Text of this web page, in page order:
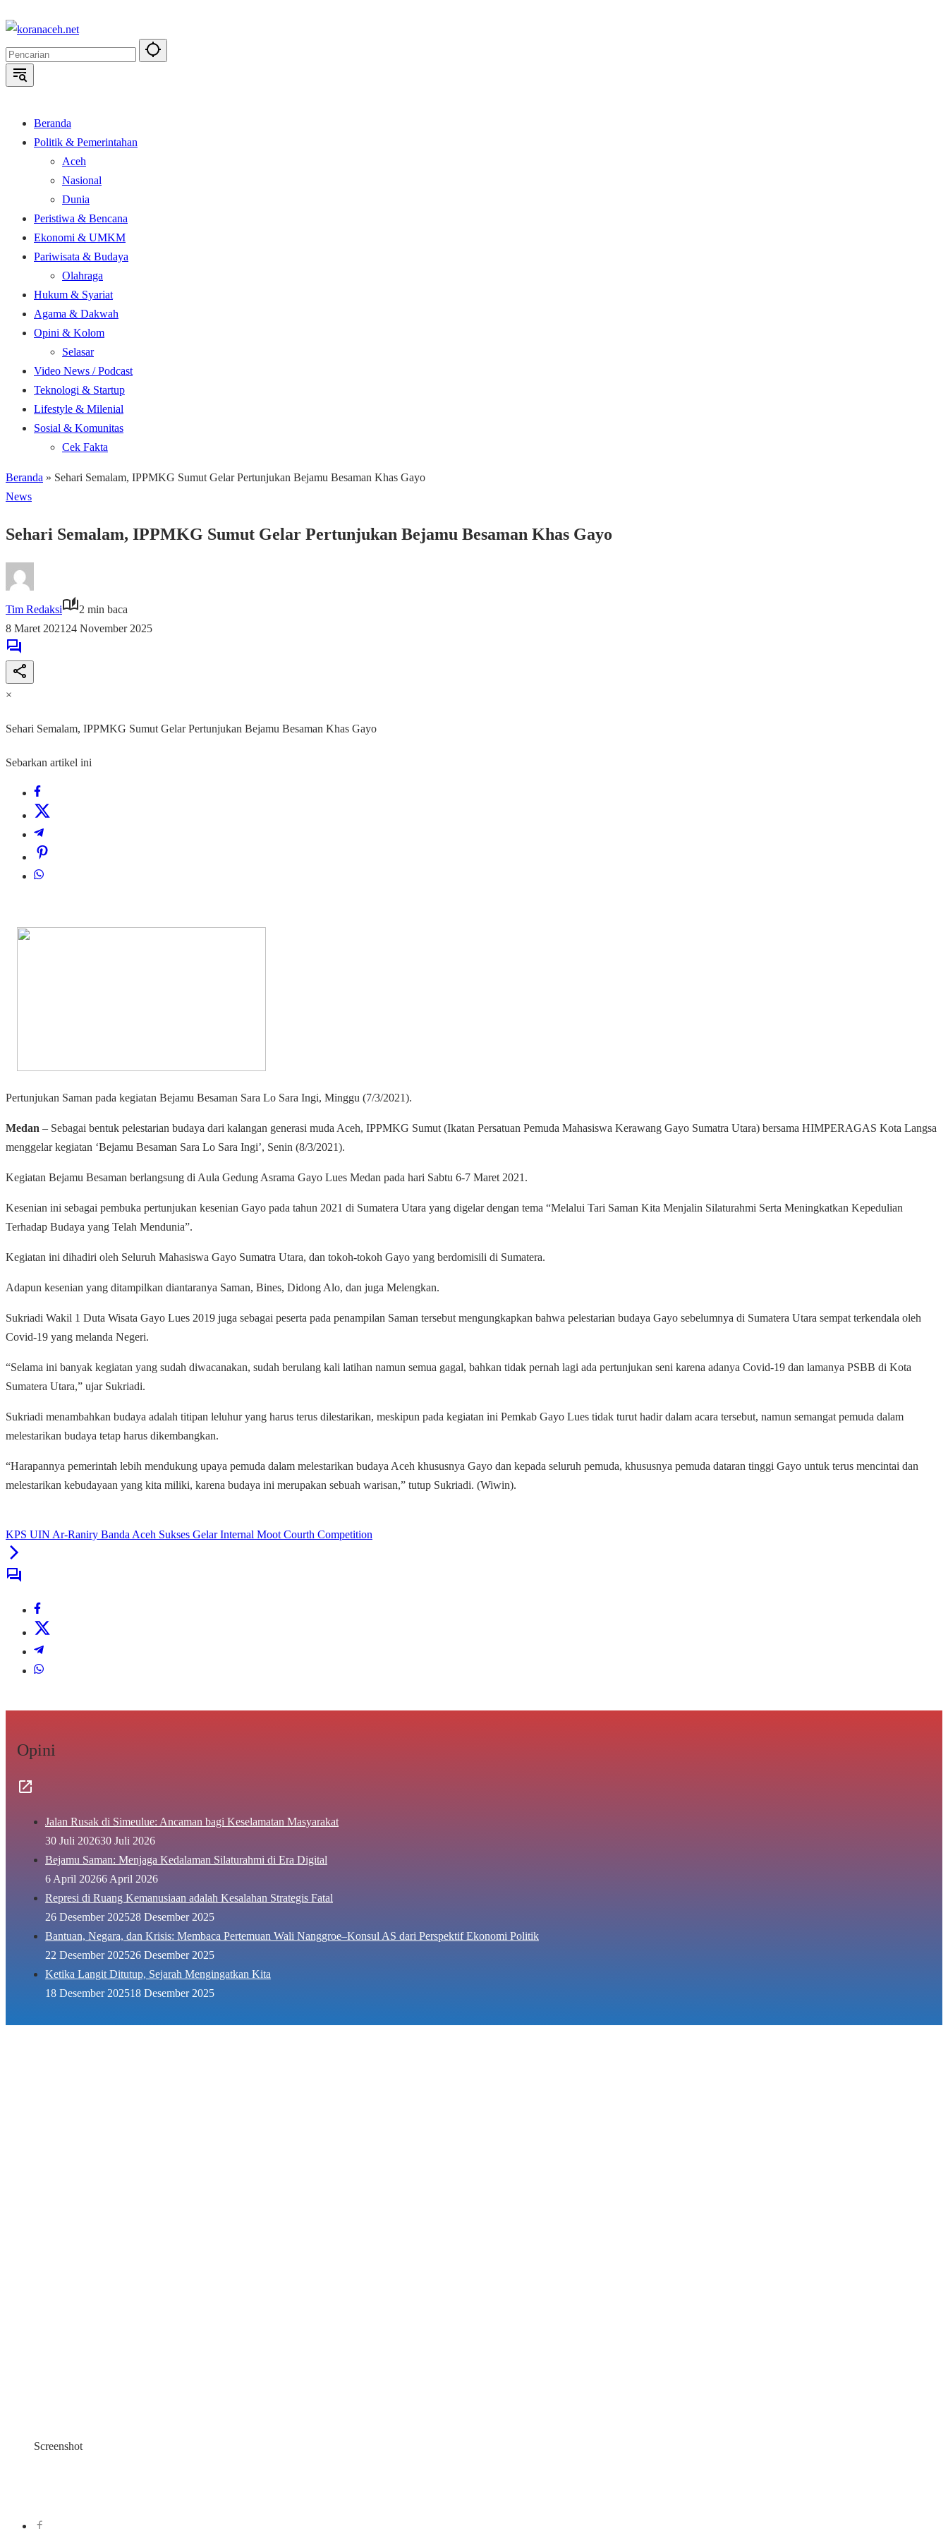
ke
konten
Beranda
Politik & Pemerintahan
Aceh
Nasional
Dunia
Peristiwa & Bencana
Ekonomi & UMKM
Pariwisata & Budaya
Olahraga
Hukum & Syariat
Agama & Dakwah
Opini & Kolom
Selasar
Video News / Podcast
Teknologi & Startup
Lifestyle & Milenial
Sosial & Komunitas
Cek Fakta
Beranda » Sehari Semalam, IPPMKG Sumut Gelar Pertunjukan Bejamu Besaman Khas Gayo
News
Sehari Semalam, IPPMKG Sumut Gelar Pertunjukan Bejamu Besaman Khas Gayo
Tim Redaksi
2 min baca
8 Maret 2021 24 November 2025
×
Sehari Semalam, IPPMKG Sumut Gelar Pertunjukan Bejamu Besaman Khas Gayo
Sebarkan artikel ini
Pertunjukan Saman pada kegiatan Bejamu Besaman Sara Lo Sara Ingi, Minggu (7/3/2021).
Medan – Sebagai bentuk pelestarian budaya dari kalangan generasi muda Aceh, IPPMKG Sumut (Ikatan Persatuan Pemuda Mahasiswa Kerawang Gayo Sumatra Utara) bersama HIMPERAGAS Kota Langsa
menggelar kegiatan ‘Bejamu Besaman Sara Lo Sara Ingi’, Senin (8/3/2021).
Kegiatan Bejamu Besaman berlangsung di Aula Gedung Asrama Gayo Lues Medan pada hari Sabtu 6-7 Maret 2021.
Kesenian ini sebagai pembuka pertunjukan kesenian Gayo pada tahun 2021 di Sumatera Utara yang digelar dengan tema “Melalui Tari Saman Kita Menjalin Silaturahmi Serta Meningkatkan Kepedulian
Terhadap Budaya yang Telah Mendunia”.
Kegiatan ini dihadiri oleh Seluruh Mahasiswa Gayo Sumatra Utara, dan tokoh-tokoh Gayo yang berdomisili di Sumatera.
Adapun kesenian yang ditampilkan diantaranya Saman, Bines, Didong Alo, dan juga Melengkan.
Sukriadi Wakil 1 Duta Wisata Gayo Lues 2019 juga sebagai peserta pada penampilan Saman tersebut mengungkapkan bahwa pelestarian budaya Gayo sebelumnya di Sumatera Utara sempat terkendala oleh
Covid-19 yang melanda Negeri.
“Selama ini banyak kegiatan yang sudah diwacanakan, sudah berulang kali latihan namun semua gagal, bahkan tidak pernah lagi ada pertunjukan seni karena adanya Covid-19 dan lamanya PSBB di Kota
Sumatera Utara,” ujar Sukriadi.
Sukriadi menambahkan budaya adalah titipan leluhur yang harus terus dilestarikan, meskipun pada kegiatan ini Pemkab Gayo Lues tidak turut hadir dalam acara tersebut, namun semangat pemuda dalam
melestarikan budaya tetap harus dikembangkan.
“Harapannya pemerintah lebih mendukung upaya pemuda dalam melestarikan budaya Aceh khususnya Gayo dan kepada seluruh pemuda, khususnya pemuda dataran tinggi Gayo untuk terus mencintai dan
melestarikan kebudayaan yang kita miliki, karena budaya ini merupakan sebuah warisan,” tutup Sukriadi. (Wiwin).
KPS UIN Ar-Raniry Banda Aceh Sukses Gelar Internal Moot Courth Competition
Opini
Jalan Rusak di Simeulue: Ancaman bagi Keselamatan Masyarakat
30 Juli 202630 Juli 2026
Bejamu Saman: Menjaga Kedalaman Silaturahmi di Era Digital
6 April 20266 April 2026
Represi di Ruang Kemanusiaan adalah Kesalahan Strategis Fatal
26 Desember 202528 Desember 2025
Bantuan, Negara, dan Krisis: Membaca Pertemuan Wali Nanggroe–Konsul AS dari Perspektif Ekonomi Politik
22 Desember 202526 Desember 2025
Ketika Langit Ditutup, Sejarah Mengingatkan Kita
18 Desember 202518 Desember 2025
Screenshot